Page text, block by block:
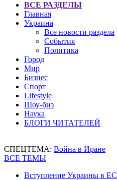
ВСЕ РАЗДЕЛЫ
Главная
Украина
Все новости раздела
События
Политика
Город
Мир
Бизнес
Спорт
Lifestyle
Шоу-биз
Наука
БЛОГИ ЧИТАТЕЛЕЙ
СПЕЦТЕМА: Война в Иране
ВСЕ ТЕМЫ
Вступление Украины в ЕС